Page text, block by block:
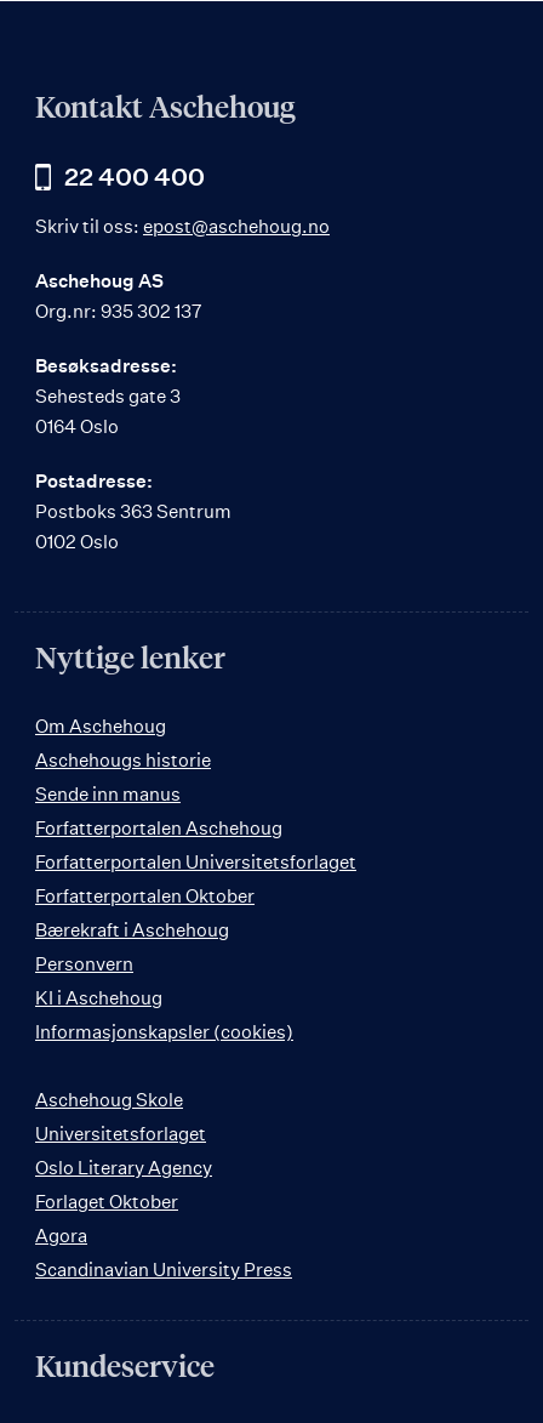
Kontakt Aschehoug
22 400 400
Skriv til oss: epost@aschehoug.no
Aschehoug AS
Org.nr: 935 302 137
Besøksadresse:
Sehesteds gate 3
0164 Oslo
Postadresse:
Postboks 363 Sentrum
0102 Oslo
Nyttige lenker
Om Aschehoug
Aschehougs historie
Sende inn manus
Forfatterportalen Aschehoug
Forfatterportalen Universitetsforlaget
Forfatterportalen Oktober
Bærekraft i Aschehoug
Personvern
KI i Aschehoug
Informasjonskapsler (cookies)
Aschehoug Skole
Universitetsforlaget
Oslo Literary Agency
Forlaget Oktober
Agora
Scandinavian University Press
Kundeservice